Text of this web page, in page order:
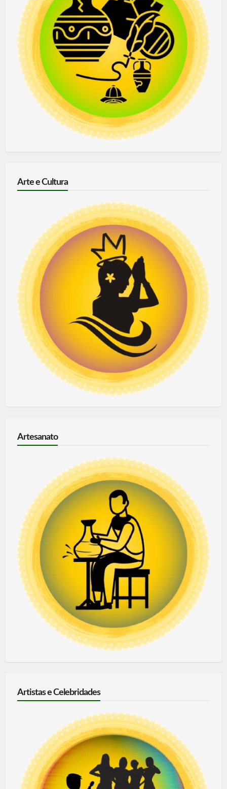
Arte e Cultura
Artesanato
Artistas e Celebridades